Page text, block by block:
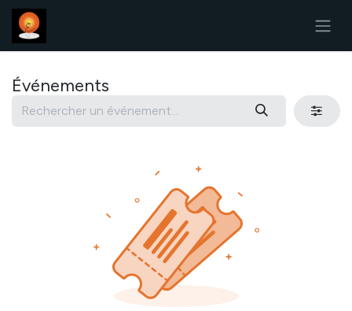
Se rendre au contenu
Événements